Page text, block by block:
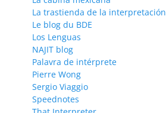
La trastienda de la interpretación
Le blog du BDE
Los Lenguas
NAJIT blog
Palavra de intérprete
Pierre Wong
Sergio Viaggio
Speednotes